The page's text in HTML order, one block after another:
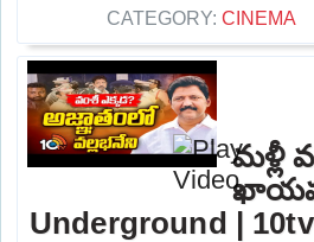
CATEGORY: CINEMA
మళ్లీ
Underground |